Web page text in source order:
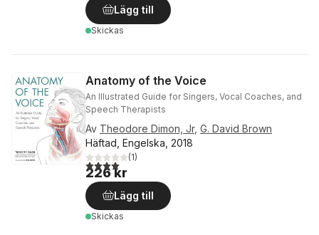
Lägg till
Skickas
Anatomy of the Voice
An Illustrated Guide for Singers, Vocal Coaches, and
Speech Therapists
Av Theodore Dimon, Jr, G. David Brown
Häftad, Engelska, 2018
4,0utav 5 stjärnor. Totalt antal röster:
(1)
226 kr
Lägg till
Skickas